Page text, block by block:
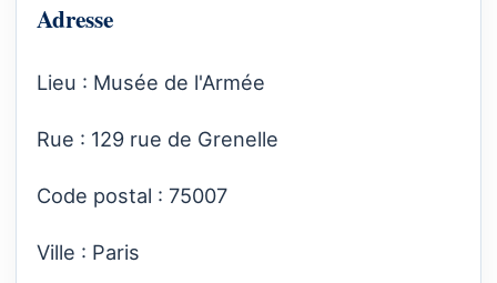
Adresse
Lieu : Musée de l'Armée
Rue : 129 rue de Grenelle
Code postal : 75007
Ville : Paris